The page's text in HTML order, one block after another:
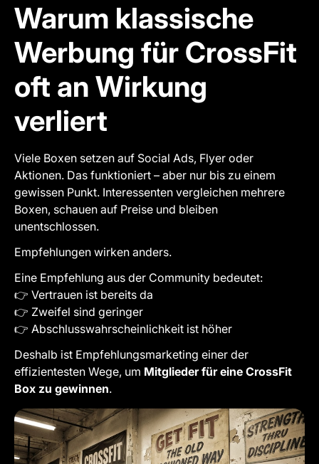
Warum klassische
Werbung für CrossFit
oft an Wirkung
verliert
Viele Boxen setzen auf Social Ads, Flyer oder
Aktionen. Das funktioniert – aber nur bis zu einem
gewissen Punkt. Interessenten vergleichen mehrere
Boxen, schauen auf Preise und bleiben
unentschlossen.
Empfehlungen wirken anders.
Eine Empfehlung aus der Community bedeutet:
👉 Vertrauen ist bereits da
👉 Zweifel sind geringer
👉 Abschlusswahrscheinlichkeit ist höher
Deshalb ist Empfehlungsmarketing einer der
effizientesten Wege, um Mitglieder für eine CrossFit
Box zu gewinnen.